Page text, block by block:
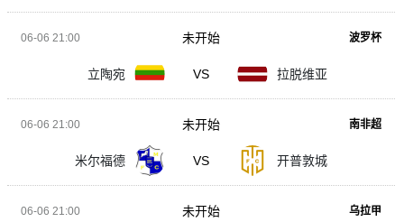
06-06 21:00 波罗杯
立陶宛 VS 拉脱维亚
未开始
06-06 21:00 南非超
米尔福德 VS 开普敦城
未开始
06-06 21:00 乌拉甲
未开始